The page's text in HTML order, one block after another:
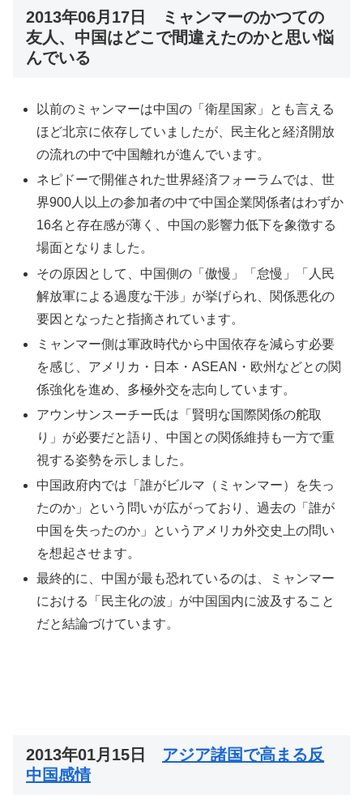
2013年06月17日 ミャンマーのかつての
友人、中国はどこで間違えたのかと思い悩
んでいる
以前のミャンマーは中国の「衛星国家」とも言える
ほど北京に依存していましたが、民主化と経済開放
の流れの中で中国離れが進んでいます。​
ネピドーで開催された世界経済フォーラムでは、世
界900人以上の参加者の中で中国企業関係者はわずか
16名と存在感が薄く、中国の影響力低下を象徴する
場面となりました。​
その原因として、中国側の「傲慢」「怠慢」「人民
解放軍による過度な干渉」が挙げられ、関係悪化の
要因となったと指摘されています。​
ミャンマー側は軍政時代から中国依存を減らす必要
を感じ、アメリカ・日本・ASEAN・欧州などとの関
係強化を進め、多極外交を志向しています。​
アウンサンスーチー氏は「賢明な国際関係の舵取
り」が必要だと語り、中国との関係維持も一方で重
視する姿勢を示しました。​
中国政府内では「誰がビルマ（ミャンマー）を失っ
たのか」という問いが広がっており、過去の「誰が
中国を失ったのか」というアメリカ外交史上の問い
を想起させます。​
最終的に、中国が最も恐れているのは、ミャンマー
における「民主化の波」が中国国内に波及すること
だと結論づけています。
2013年01月15日 アジア諸国で高まる反
中国感情